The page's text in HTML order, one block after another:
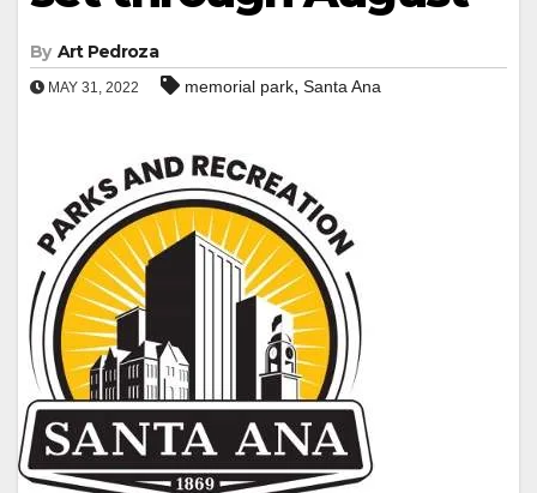
By Art Pedroza
MAY 31, 2022 memorial park, Santa Ana